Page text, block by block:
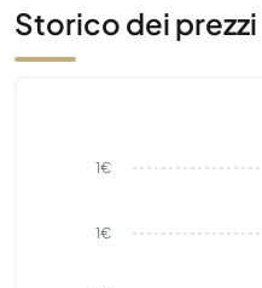
Storico dei prezzi
1€
1€